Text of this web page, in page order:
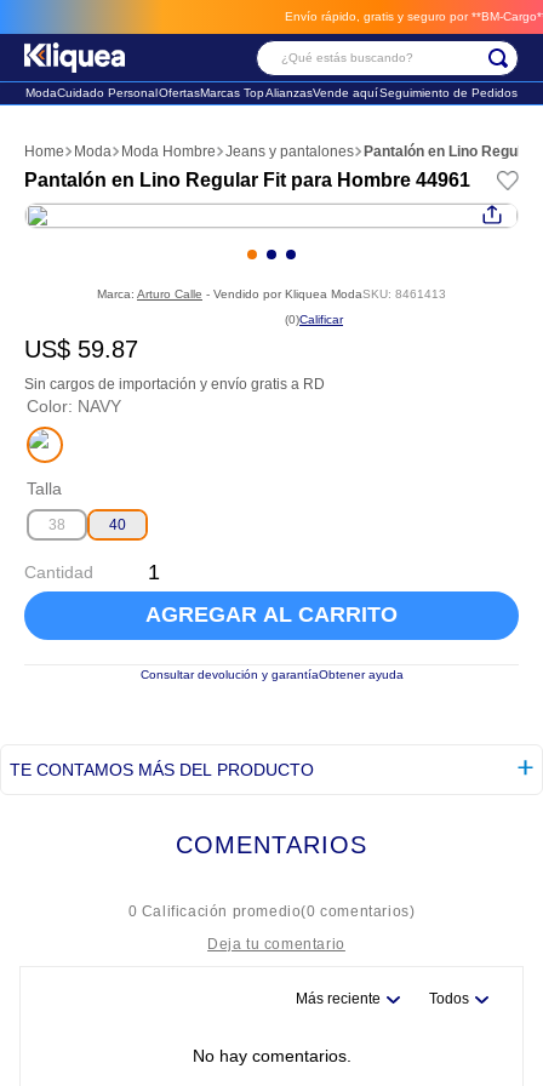
Envío rápido, gratis y seguro por **BM-Cargo** envios a través de BM-
¿Qué estás buscando?
ModaCuidado PersonalOfertasMarcas TopAlianzasVende aquíSeguimiento de Pedidos
Moda Moda Hombre Jeans y pantalones Pantalón en Lino
Pantalón en Lino Regular Fit para Hombre 44961
Marca: Arturo Calle - Vendido por Kliquea ModaSKU: 8461413
☆
(0)
US$ 59.87
Sin cargos de importación y envío gratis a RD
Color: NAVY
Talla
38 40
Cantidad
AGREGAR AL CARRITO
Consultar devolución y garantíaObtener ayuda
TE CONTAMOS MÁS DEL PRODUCTO
COMENTARIOS
0 Calificación promedio(0 comentarios)
Más reciente Todos
No hay comentarios.
2. sandalia